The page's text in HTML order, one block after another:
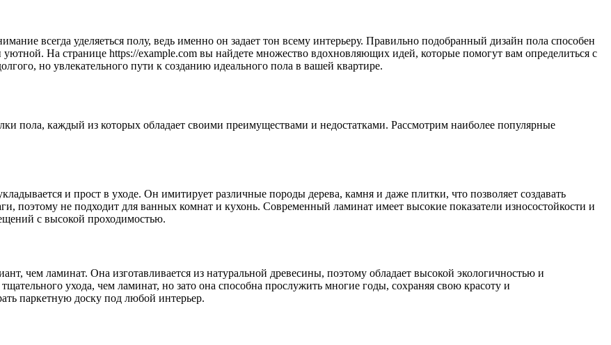
всегда уделяеться полу, ведь именно он задает тон всему интерьеру. Правильно подобранный дизайн пола способен
На странице https://example.com вы найдете множество вдохновляющих идей, которые помогут вам определиться с
но увлекательного пути к созданию идеального пола в вашей квартире.
пола, каждый из которых обладает своими преимуществами и недостатками. Рассмотрим наиболее популярные
и прост в уходе. Он имитирует различные породы дерева, камня и даже плитки, что позволяет создавать
поэтому не подходит для ванных комнат и кухонь. Современный ламинат имеет высокие показатели износостойкости и
с высокой проходимостью.
чем ламинат. Она изготавливается из натуральной древесины, поэтому обладает высокой экологичностью и
ухода, чем ламинат, но зато она способна прослужить многие годы, сохраняя свою красоту и
паркетную доску под любой интерьер.